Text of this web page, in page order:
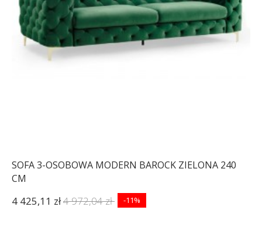
SOFA 3-OSOBOWA MODERN BAROCK ZIELONA 240
CM
4 425,11 zł4 972,04 zł -11%